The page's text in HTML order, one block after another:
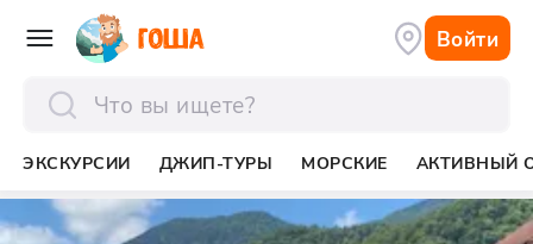
Войти
ЭКСКУРСИИ ДЖИП-ТУРЫ МОРСКИЕ АКТИВНЫЙ